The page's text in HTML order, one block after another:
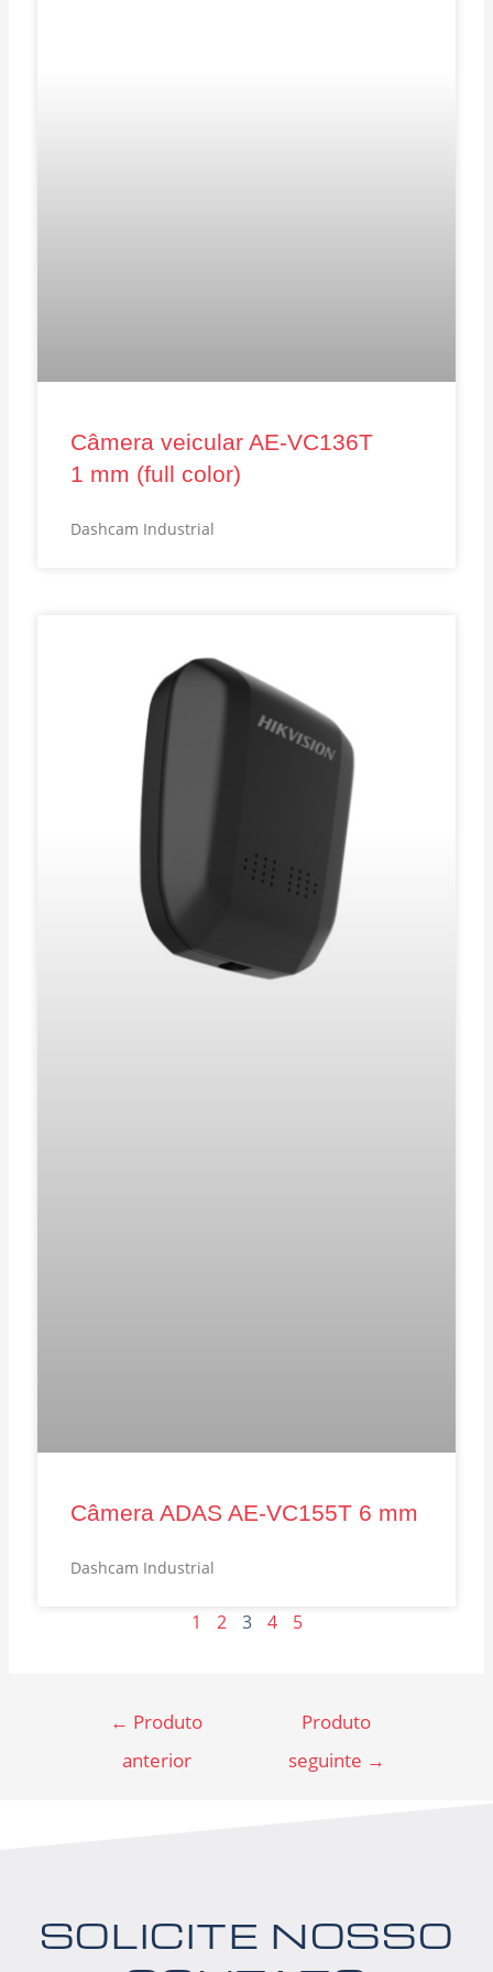
Câmera veicular AE‑VC136T
1 mm (full color)
Dashcam Industrial
Câmera ADAS AE‑VC155T 6 mm
Dashcam Industrial
1 2 3 4 5
← Produto
anterior
Produto
seguinte →
SOLICITE NOSSO